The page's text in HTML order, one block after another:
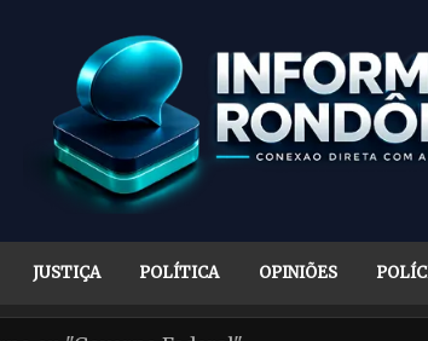
JUSTIÇA POLÍTICA OPINIÕES